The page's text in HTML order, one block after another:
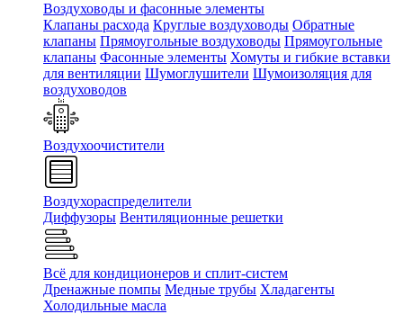
Воздуховоды и фасонные элементы
Клапаны расхода Круглые воздуховоды Обратные
клапаны Прямоугольные воздуховоды Прямоугольные
клапаны Фасонные элементы Хомуты и гибкие вставки
для вентиляции Шумоглушители Шумоизоляция для
воздуховодов
Воздухоочистители
Воздухораспределители
Диффузоры Вентиляционные решетки
Всё для кондиционеров и сплит-систем
Дренажные помпы Медные трубы Хладагенты
Холодильные масла